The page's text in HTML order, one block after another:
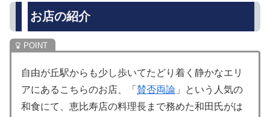
お店の紹介
自由が丘駅からも少し歩いてたどり着く静かなエリ
アにあるこちらのお店、「 賛否両論 」という人気の
和食にて、恵比寿店の料理長まで務めた和田氏がは